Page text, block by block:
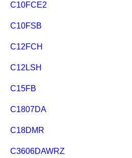
C10FCE2
C10FSB
C12FCH
C12LSH
C15FB
C1807DA
C18DMR
C3606DAWRZ